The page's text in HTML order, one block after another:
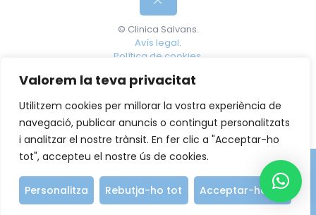
Valorem la teva privacitat
Utilitzem cookies per millorar la vostra experiència de
navegació, publicar anuncis o contingut personalitzats
i analitzar el nostre trànsit. En fer clic a "Acceptar-ho
tot", accepteu el nostre ús de cookies.
Personalitza Rebutja-ho tot Acceptar-ho tot
© Clinica Salvans.
Avís legal.
Política de cookies.
Maria Mercè Salvans Bartrons, Especialista en
de col·legiada: 38395.
Demana hora
640 99 30 49